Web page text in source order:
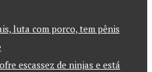
luta com porco, tem pênis
escassez de ninjas e está